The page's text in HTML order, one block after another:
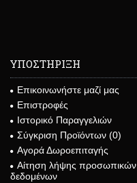
ΥΠΟΣΤΗΡΙΞΗ
Επικοινωνήστε μαζί μας
Επιστροφές
Ιστορικό Παραγγελιών
Σύγκριση Προϊόντων (0)
Αγορά Δωροεπιταγής
Αίτηση λήψης προσωπικών
δεδομένων